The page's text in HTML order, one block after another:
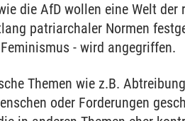
die AfD wollen eine Welt
patriarchaler Normen
- wird angegriffen.
Themen wie z.B.
oder Forderungen